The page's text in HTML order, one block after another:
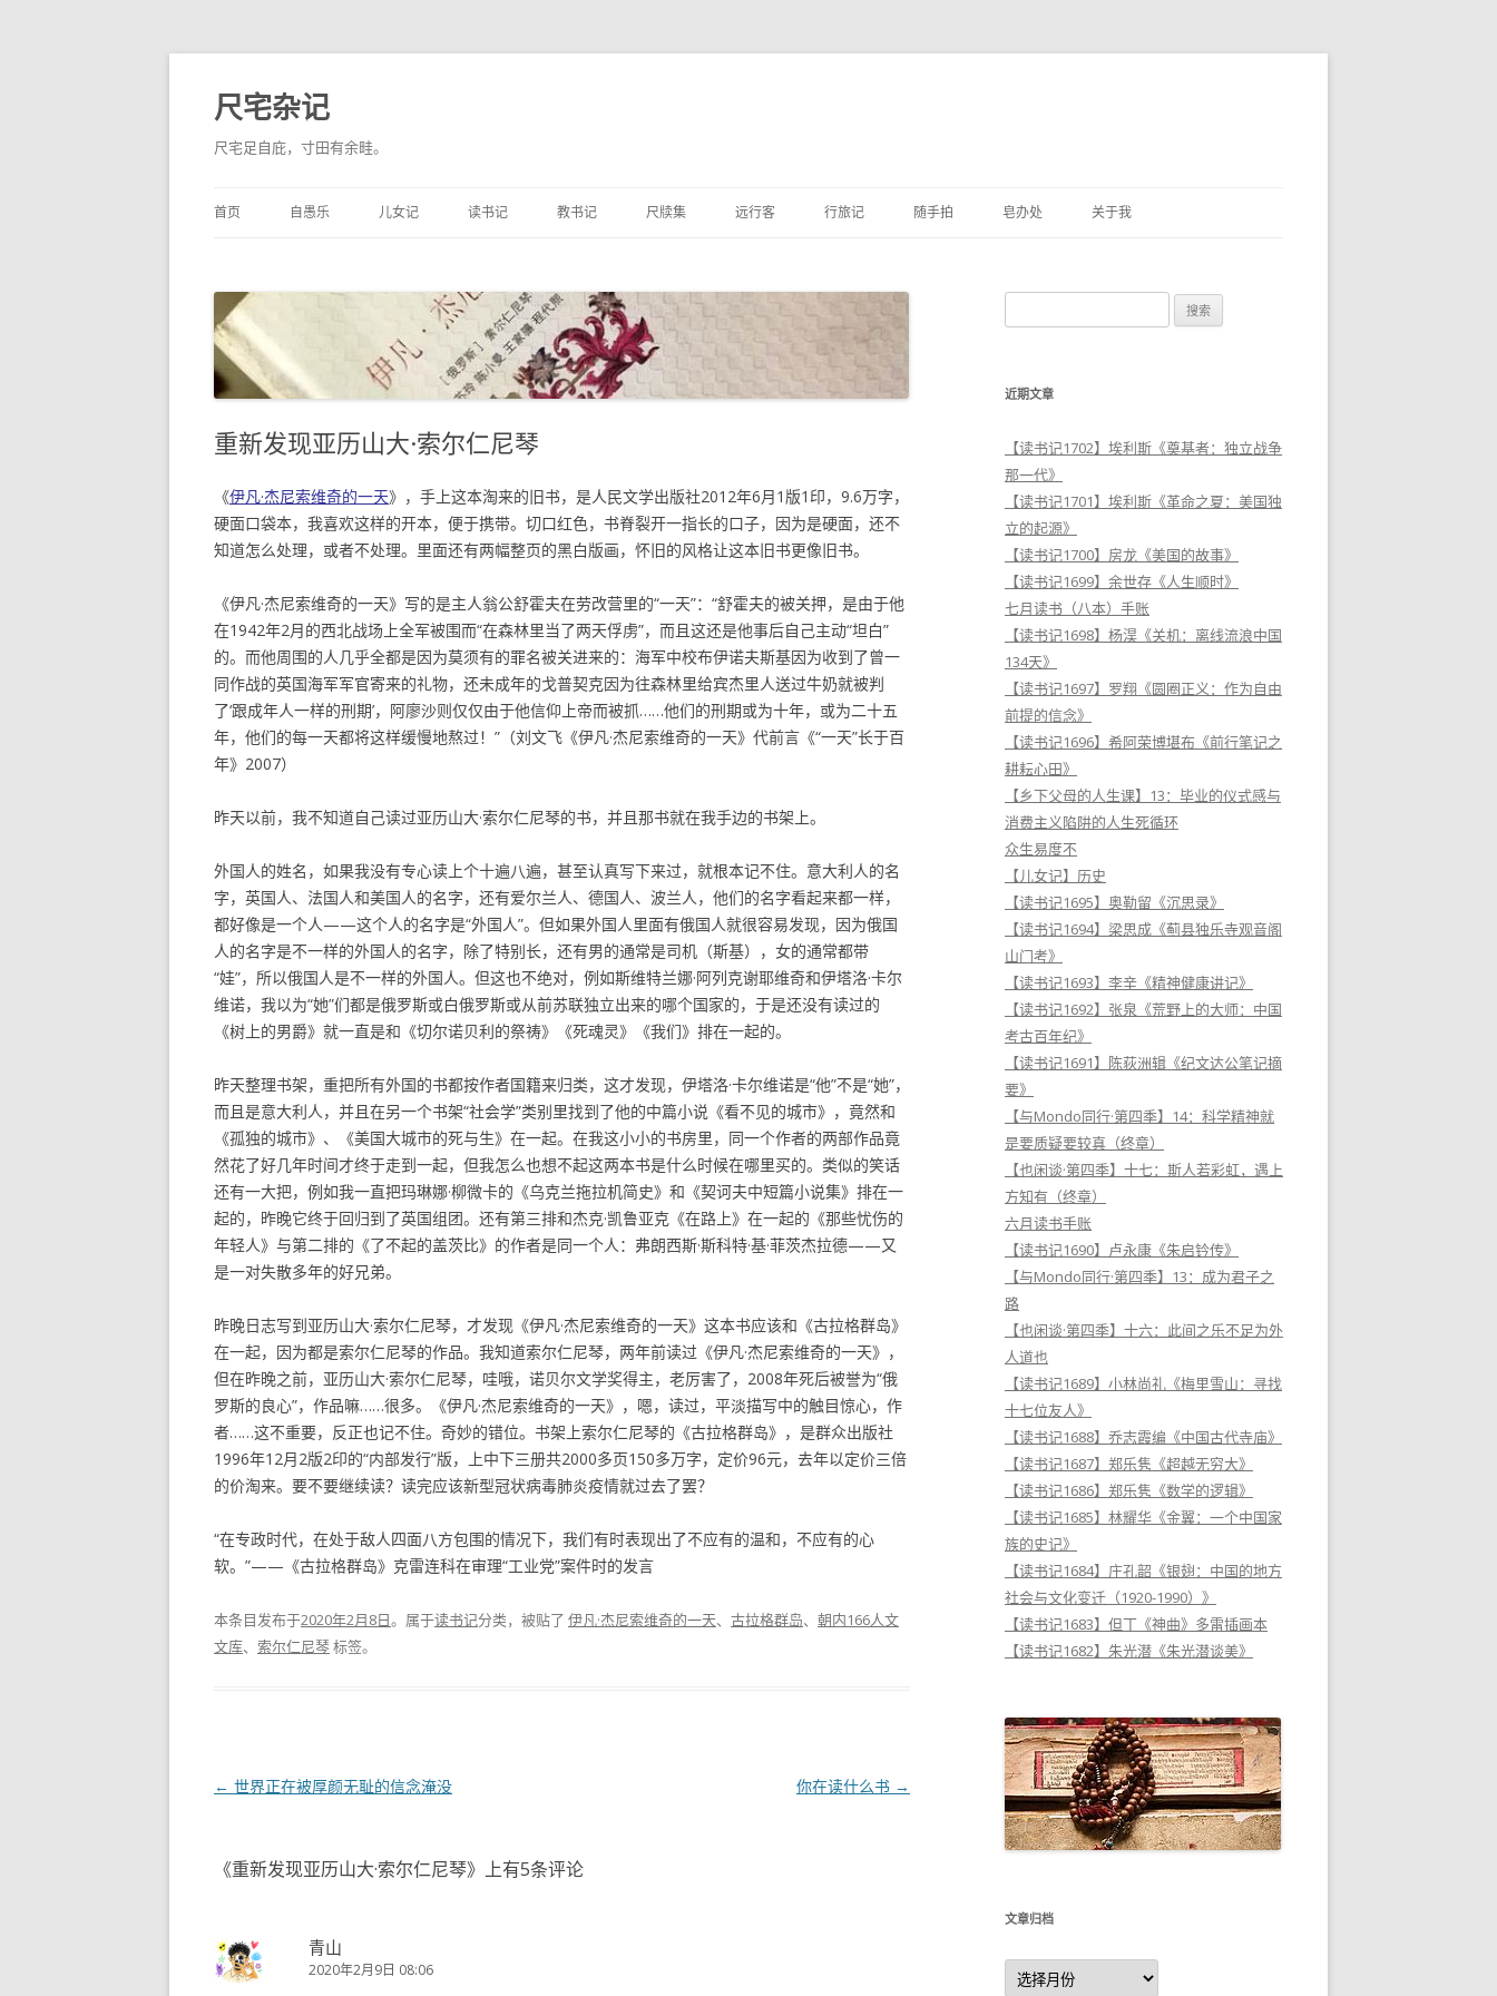
尺宅杂记
尺宅足自庇，寸田有余畦。
至
正
首页 自愚乐 儿女记 读书记 教书记 尺牍集 远行客 行旅记 随手拍 皂办处 关于我
重新发现亚历山大·索尔仁尼琴
《伊凡·杰尼索维奇的一天》，手上这本淘来的旧书，是人民文学出版社2012年6月1版1印，9.6万字，
硬面口袋本，我喜欢这样的开本，便于携带。切口红色，书脊裂开一指长的口子，因为是硬面，还不
知道怎么处理，或者不处理。里面还有两幅整页的黑白版画，怀旧的风格让这本旧书更像旧书。
《伊凡·杰尼索维奇的一天》写的是主人翁公舒霍夫在劳改营里的“一天”：“舒霍夫的被关押，是由于他
在1942年2月的西北战场上全军被围而“在森林里当了两天俘虏”，而且这还是他事后自己主动“坦白”
的。而他周围的人几乎全都是因为莫须有的罪名被关进来的：海军中校布伊诺夫斯基因为收到了曾一
同作战的英国海军军官寄来的礼物，还未成年的戈普契克因为往森林里给宾杰里人送过牛奶就被判
了‘跟成年人一样的刑期’，阿廖沙则仅仅由于他信仰上帝而被抓……他们的刑期或为十年，或为二十五
年，他们的每一天都将这样缓慢地熬过！”（刘文飞《伊凡·杰尼索维奇的一天》代前言《“一天”长于百
年》2007）
昨天以前，我不知道自己读过亚历山大·索尔仁尼琴的书，并且那书就在我手边的书架上。
外国人的姓名，如果我没有专心读上个十遍八遍，甚至认真写下来过，就根本记不住。意大利人的名
字，英国人、法国人和美国人的名字，还有爱尔兰人、德国人、波兰人，他们的名字看起来都一样，
都好像是一个人——这个人的名字是“外国人”。但如果外国人里面有俄国人就很容易发现，因为俄国
人的名字是不一样的外国人的名字，除了特别长，还有男的通常是司机（斯基），女的通常都带
“娃”，所以俄国人是不一样的外国人。但这也不绝对，例如斯维特兰娜·阿列克谢耶维奇和伊塔洛·卡尔
维诺，我以为“她”们都是俄罗斯或白俄罗斯或从前苏联独立出来的哪个国家的，于是还没有读过的
《树上的男爵》就一直是和《切尔诺贝利的祭祷》《死魂灵》《我们》排在一起的。
昨天整理书架，重把所有外国的书都按作者国籍来归类，这才发现，伊塔洛·卡尔维诺是“他”不是“她”，
而且是意大利人，并且在另一个书架“社会学”类别里找到了他的中篇小说《看不见的城市》，竟然和
《孤独的城市》、《美国大城市的死与生》在一起。在我这小小的书房里，同一个作者的两部作品竟
然花了好几年时间才终于走到一起，但我怎么也想不起这两本书是什么时候在哪里买的。类似的笑话
还有一大把，例如我一直把玛琳娜·柳微卡的《乌克兰拖拉机简史》和《契诃夫中短篇小说集》排在一
起的，昨晚它终于回归到了英国组团。还有第三排和杰克·凯鲁亚克《在路上》在一起的《那些忧伤的
年轻人》与第二排的《了不起的盖茨比》的作者是同一个人：弗朗西斯·斯科特·基·菲茨杰拉德——又
是一对失散多年的好兄弟。
昨晚日志写到亚历山大·索尔仁尼琴，才发现《伊凡·杰尼索维奇的一天》这本书应该和《古拉格群岛》
在一起，因为都是索尔仁尼琴的作品。我知道索尔仁尼琴，两年前读过《伊凡·杰尼索维奇的一天》，
但在昨晚之前，亚历山大·索尔仁尼琴，哇哦，诺贝尔文学奖得主，老厉害了，2008年死后被誉为“俄
罗斯的良心”，作品嘛……很多。《伊凡·杰尼索维奇的一天》，嗯，读过，平淡描写中的触目惊心，作
者……这不重要，反正也记不住。奇妙的错位。书架上索尔仁尼琴的《古拉格群岛》，是群众出版社
1996年12月2版2印的“内部发行”版，上中下三册共2000多页150多万字，定价96元，去年以定价三倍
的价淘来。要不要继续读？读完应该新型冠状病毒肺炎疫情就过去了罢？
“在专政时代，在处于敌人四面八方包围的情况下，我们有时表现出了不应有的温和，不应有的心
软。”——《古拉格群岛》克雷连科在审理“工业党”案件时的发言
本条目发布于2020年2月8日。属于读书记分类，被贴了 伊凡·杰尼索维奇的一天、 古拉格群岛、 朝内166人文
文库、 索尔仁尼琴标签。
文
航
← 世界正在被厚颜无耻的信念淹没 你在读什么书 →
《重新发现亚历山大·索尔仁尼琴》上有5条评论
青山
2020年2月9日 08:06
索
近期文章
【读书记1702】埃利斯《奠基者：独立战争
那一代》
【读书记1701】埃利斯《革命之夏：美国独
立的起源》
【读书记1700】房龙《美国的故事》
【读书记1699】余世存《人生顺时》
七月读书（八本）手账
【读书记1698】杨淏《关机：离线流浪中国
134天》
【读书记1697】罗翔《圆圈正义：作为自由
前提的信念》
【读书记1696】希阿荣博堪布《前行笔记之
耕耘心田》
【乡下父母的人生课】13：毕业的仪式感与
消费主义陷阱的人生死循环
众生易度不
【儿女记】历史
【读书记1695】奥勒留《沉思录》
【读书记1694】梁思成《蓟县独乐寺观音阁
山门考》
【读书记1693】李辛《精神健康讲记》
【读书记1692】张泉《荒野上的大师：中国
考古百年纪》
【读书记1691】陈荻洲辑《纪文达公笔记摘
要》
【与Mondo同行·第四季】14：科学精神就
是要质疑要较真（终章）
【也闲谈·第四季】十七：斯人若彩虹，遇上
方知有（终章）
六月读书手账
【读书记1690】卢永康《朱启钤传》
【与Mondo同行·第四季】13：成为君子之
路
【也闲谈·第四季】十六：此间之乐不足为外
人道也
【读书记1689】小林尚礼《梅里雪山：寻找
十七位友人》
【读书记1688】乔志霞编《中国古代寺庙》
【读书记1687】郑乐隽《超越无穷大》
【读书记1686】郑乐隽《数学的逻辑》
【读书记1685】林耀华《金翼：一个中国家
族的史记》
【读书记1684】庄孔韶《银翅：中国的地方
社会与文化变迁（1920-1990）》
【读书记1683】但丁《神曲》多雷插画本
【读书记1682】朱光潜《朱光潜谈美》
文章归档
文
章